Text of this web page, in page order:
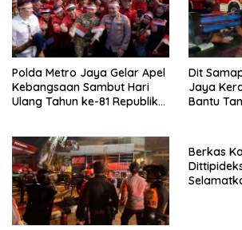
Polda Metro Jaya Gelar Apel
Kebangsaan Sambut Hari
Ulang Tahun ke-81 Republik
Dit
Jaya
Bantu
Berkas